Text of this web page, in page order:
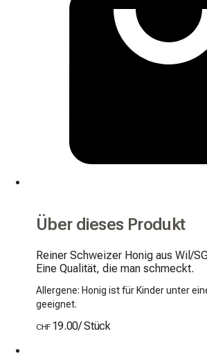
Über dieses Produkt
Reiner Schweizer Honig aus Wil/
Eine Qualität, die man schmeckt.
Allergene: Honig ist für Kinder unter
geeignet.
CHF 19.00/ Stück